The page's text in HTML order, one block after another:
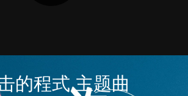
的程式 主题曲